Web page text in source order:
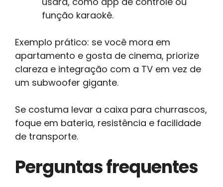
função karaokê.
Exemplo prático: se você mora em
apartamento e gosta de cinema, priorize
clareza e integração com a TV em vez de
um subwoofer gigante.
Se costuma levar a caixa para churrascos,
foque em bateria, resistência e facilidade
de transporte.
Perguntas frequentes